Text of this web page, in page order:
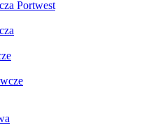
Portwest